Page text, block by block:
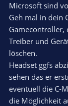
Microsoft sind
Geh mal in dein
Gamecontroller,
Treiber und
löschen.
Headset ggfs
sehen das er
eventuell die C-
die Möglichkeit